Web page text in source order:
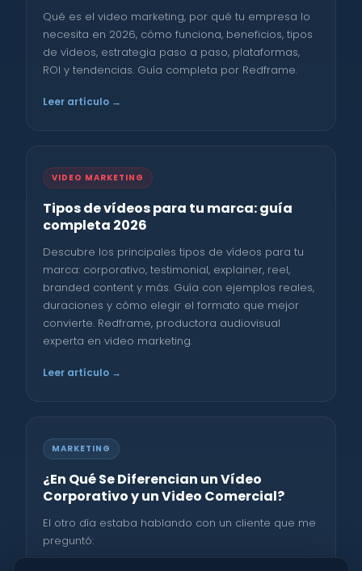
Qué es el video marketing, por qué tu empresa lo
necesita en 2026, cómo funciona, beneficios, tipos
de vídeos, estrategia paso a paso, plataformas,
ROI y tendencias. Guía completa por Redframe.
Leer artículo →
VIDEO MARKETING
Tipos de vídeos para tu marca: guía
completa 2026
Descubre los principales tipos de vídeos para tu
marca: corporativo, testimonial, explainer, reel,
branded content y más. Guía con ejemplos reales,
duraciones y cómo elegir el formato que mejor
convierte. Redframe, productora audiovisual
experta en video marketing.
Leer artículo →
MARKETING
¿En Qué Se Diferencian un Vídeo
Corporativo y un Video Comercial?
El otro día estaba hablando con un cliente que me
preguntó: